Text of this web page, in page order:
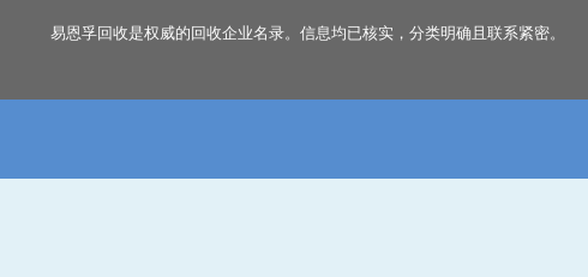
易恩孚回收是权威的回收企业名录。信息均已核实，分类明确且联系紧密。